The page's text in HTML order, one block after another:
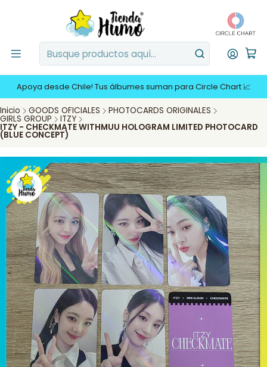
Apoya desde Chile! Tus álbumes suman para Circle Chart 📈
Inicio GOODS OFICIALES PHOTOCARDS ORIGINALES
GIRLS GROUP ITZY
ITZY - CHECKMATE WITHMUU HOLOGRAM LIMITED PHOTOCARD
(BLUE CONCEPT)